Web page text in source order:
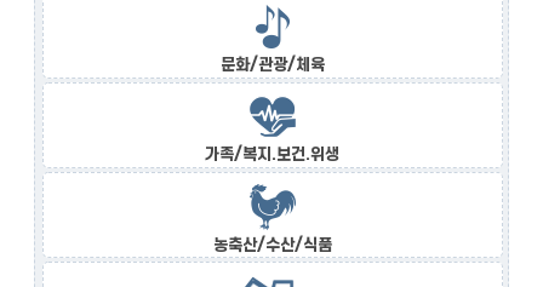
문화/관광/체육
가족/복지.보건.위생
농축산/수산/식품